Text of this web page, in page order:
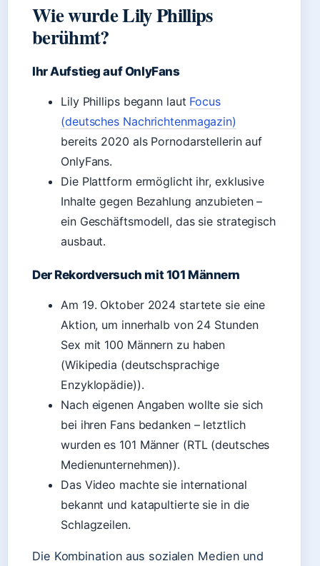
Wie wurde Lily Phillips
berühmt?
Ihr Aufstieg auf OnlyFans
Lily Phillips begann laut Focus
(deutsches Nachrichtenmagazin)
bereits 2020 als Pornodarstellerin auf
OnlyFans.
Die Plattform ermöglicht ihr, exklusive
Inhalte gegen Bezahlung anzubieten –
ein Geschäftsmodell, das sie strategisch
ausbaut.
Der Rekordversuch mit 101 Männern
Am 19. Oktober 2024 startete sie eine
Aktion, um innerhalb von 24 Stunden
Sex mit 100 Männern zu haben
(Wikipedia (deutschsprachige
Enzyklopädie)).
Nach eigenen Angaben wollte sie sich
bei ihren Fans bedanken – letztlich
wurden es 101 Männer (RTL (deutsches
Medienunternehmen)).
Das Video machte sie international
bekannt und katapultierte sie in die
Schlagzeilen.
Die Kombination aus sozialen Medien und